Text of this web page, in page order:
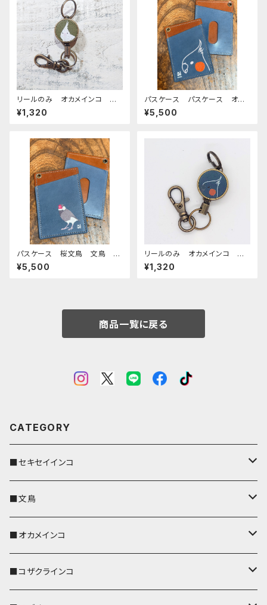
リールのみ オカメインコ ア
ルビノ グリーン ぽわんシリ
ーズ おかめいんこ
¥1,320
パスケース パスケース オカ
メインコ モノトーン 横顔
ネイビー ブラウン 栃木レザ
¥5,500
パスケース 桜文鳥 文鳥 ネ
イビー ブラウン 栃木レザー
¥5,500
リールのみ オカメインコ 横
顔 モノトーン ネイビー お
かめいんこ
¥1,320
商品一覧に戻る
CATEGORY
■セキセイインコ
キーカバー
キーホルダー
パスケース
■文鳥
キーカバー
キーホルダー
■オカメインコ
キーカバー
■コザクラインコ